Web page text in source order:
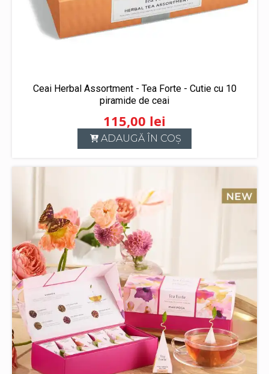
Ceai Herbal Assortment - Tea Forte - Cutie cu 10
piramide de ceai
115,00 lei
ADAUGĂ ÎN COȘ